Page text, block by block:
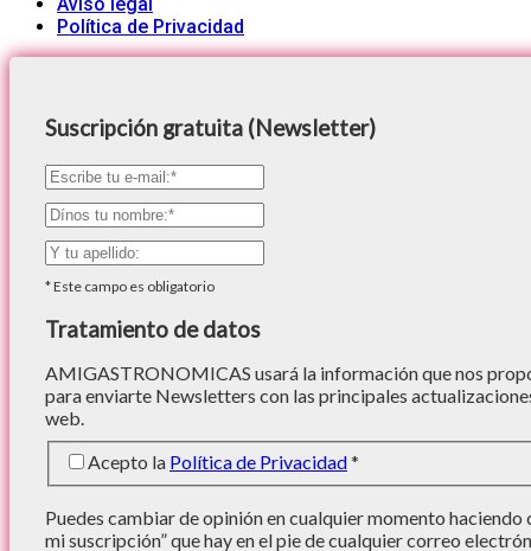
Política de Privacidad
Suscripción gratuita (Newsletter)
*Este campo es obligatorio
Tratamiento de datos
AMIGASTRONOMICAS usará la información que nos
para enviarte Newsletters con las principales
web.
Acepto la Política de Privacidad*
Puedes cambiar de opinión en cualquier momento haciendo
mi suscripción” que hay en el pie de cualquier correo